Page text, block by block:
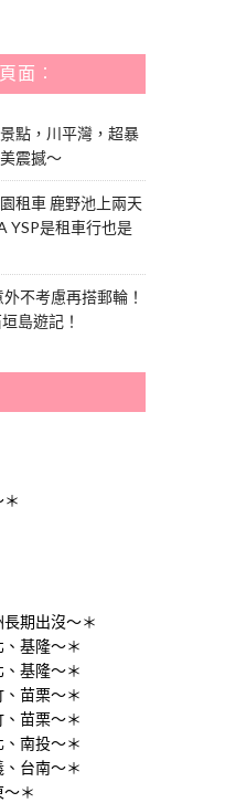
面︰
點，川平灣，超暴
震撼～
租車 鹿野池上兩天
YSP是租車行也是
不考慮再搭郵輪！
島遊記！
長期出沒～＊
、基隆～＊
、基隆～＊
、苗栗～＊
、苗栗～＊
、南投～＊
、台南～＊
～＊